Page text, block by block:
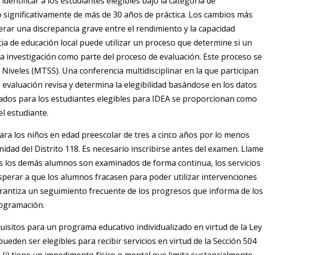
de más de 30 años de práctica. Los cambios más
una discrepancia grave entre el rendimiento y la capacidad
de educación local puede utilizar un proceso que determine si un
como parte del proceso de evaluación. Este proceso se
(MTSS). Una conferencia multidisciplinar en la que participan
revisa y determina la elegibilidad basándose en los datos
para los estudiantes elegibles para IDEA se proporcionan como
estudiante.
los niños en edad preescolar de tres a cinco años por lo menos
del Distrito 118. Es necesario inscribirse antes del examen. Llame
demás alumnos son examinados de forma continua, los servicios
a que los alumnos fracasen para poder utilizar intervenciones
un seguimiento frecuente de los progresos que informa de los
para un programa educativo individualizado en virtud de la Ley
ser elegibles para recibir servicios en virtud de la Sección 504